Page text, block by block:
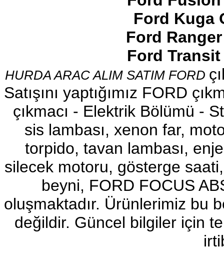
FORD FİESTA COK TEMİZ
ŞANZUMAN
Ürün Kodu :
YENİ FİESTA 2013
Ürün Kodu :
Ford Kuga
Ford
Ford Transit
HURDA ARAC ALIM SATIM FORD
Satışını yaptığımız FORD
çıkmacı - Elektrik Bölümü -
sis lambası, xenon far,
torpido, tavan lambası,
silecek motoru, gösterge
beyni, FORD FOCUS
oluşmaktadır. Ürünlerimiz bu
değildir. Güncel bilgiler için